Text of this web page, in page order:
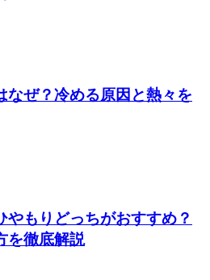
なぜ？冷める原因と熱々を
やもりどっちがおすすめ？
を徹底解説